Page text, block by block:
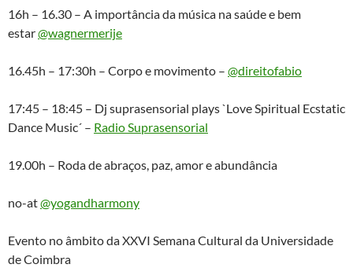
16h – 16.30 – A importância da música na saúde e bem
estar@wagnermerije
16.45h – 17:30h – Corpo e movimento – @direitofabio
17:45 – 18:45 – Dj suprasensorial plays `Love Spiritual Ecstatic
Dance Music´ – Radio Suprasensorial
19.00h – Roda de abraços, paz, amor e abundância
no-at@yogandharmony
Evento no âmbito da XXVI Semana Cultural da Universidade
de Coimbra